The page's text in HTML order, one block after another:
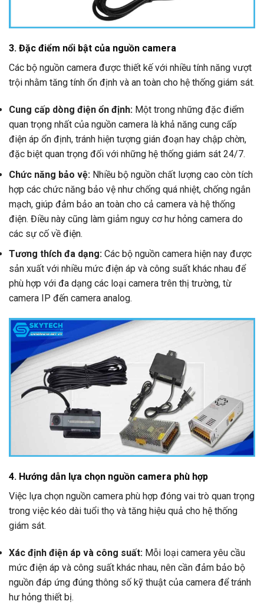
3. Đặc điểm nổi bật của nguồn camera
Các bộ nguồn camera được thiết kế với nhiều tính năng vượt
trội nhằm tăng tính ổn định và an toàn cho hệ thống giám sát.
Cung cấp dòng điện ổn định: Một trong những đặc điểm
quan trọng nhất của nguồn camera là khả năng cung cấp
điện áp ổn định, tránh hiện tượng gián đoạn hay chập chờn,
đặc biệt quan trọng đối với những hệ thống giám sát 24/7.
Chức năng bảo vệ: Nhiều bộ nguồn chất lượng cao còn tích
hợp các chức năng bảo vệ như chống quá nhiệt, chống ngắn
mạch, giúp đảm bảo an toàn cho cả camera và hệ thống
điện. Điều này cũng làm giảm nguy cơ hư hỏng camera do
các sự cố về điện.
Tương thích đa dạng: Các bộ nguồn camera hiện nay được
sản xuất với nhiều mức điện áp và công suất khác nhau để
phù hợp với đa dạng các loại camera trên thị trường, từ
camera IP đến camera analog.
4. Hướng dẫn lựa chọn nguồn camera phù hợp
Việc lựa chọn nguồn camera phù hợp đóng vai trò quan trọng
trong việc kéo dài tuổi thọ và tăng hiệu quả cho hệ thống
giám sát.
Xác định điện áp và công suất: Mỗi loại camera yêu cầu
mức điện áp và công suất khác nhau, nên cần đảm bảo bộ
nguồn đáp ứng đúng thông số kỹ thuật của camera để tránh
hư hỏng thiết bị.